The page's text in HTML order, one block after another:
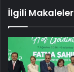
İlgili Makaleler